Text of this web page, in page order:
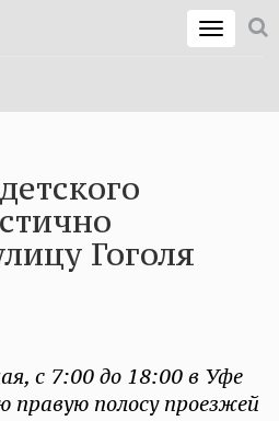
Гоголя
с 7:00 до 18:00 в Уфе
полосу проезжей